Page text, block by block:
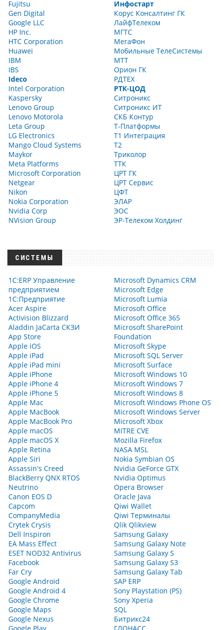
Fujitsu
Gen Digital
Google LLC
HP Inc.
HTC Corporation
Huawei
IBM
IBS
Ideco
Intel Corporation
Kaspersky
Lenovo Group
Lenovo Motorola
Leta Group
LG Electronics
Mango Cloud Systems
Maykor
Meta Platforms
Microsoft Corporation
Netgear
Nikon
Nokia Corporation
Nvidia Corp
NVision Group
Инфостарт
Корус Консалтинг ГК
ЛайфТелеком
МГТС
МегаФон
Мобильные ТелеСистемы
МТТ
Орион ГК
РДТЕХ
РТК-ЦОД
Ситроникс
Ситроникс ИТ
СКБ Контур
Т-Платформы
Т1 Интеграция
Т2
Триколор
ТТК
ЦРТ ГК
ЦРТ Сервис
ЦФТ
ЭЛАР
ЭОС
ЭР-Телеком Холдинг
СИСТЕМЫ
1С:ERP Управление
предприятием
1С:Предприятие
Acer Aspire
Activision Blizzard
Aladdin JaCarta СКЗИ
App Store
Apple iOS
Apple iPad
Apple iPad mini
Apple iPhone
Apple iPhone 4
Apple iPhone 5
Apple Mac
Apple MacBook
Apple MacBook Pro
Apple macOS
Apple macOS X
Apple Retina
Apple Siri
Assassin's Creed
BlackBerry QNX RTOS
Neutrino
Canon EOS D
Capcom
CompanyMedia
Crytek Crysis
Dell Inspiron
EA Mass Effect
ESET NOD32 Antivirus
Facebook
Far Cry
Google Android
Google Android 4
Google Chrome
Google Maps
Google Nexus
Microsoft Dynamics CRM
Microsoft Edge
Microsoft Lumia
Microsoft Office
Microsoft Office 365
Microsoft SharePoint
Foundation
Microsoft Skype
Microsoft SQL Server
Microsoft Surface
Microsoft Windows 10
Microsoft Windows 7
Microsoft Windows 8
Microsoft Windows Phone OS
Microsoft Windows Server
Microsoft Xbox
MITRE CVE
Mozilla Firefox
NASA MSL
Nokia Symbian OS
Nvidia GeForce GTX
Nvidia Optimus
Opera Browser
Oracle Java
Qiwi Wallet
Qiwi Терминалы
Qlik Qlikview
Samsung Galaxy
Samsung Galaxy Note
Samsung Galaxy S
Samsung Galaxy S3
Samsung Galaxy Tab
SAP ERP
Sony Playstation (PS)
Sony Xperia
SQL
Битрикс24